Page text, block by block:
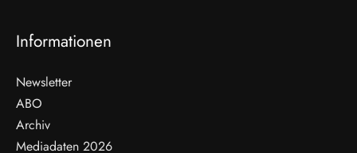
Informationen
Newsletter
ABO
Archiv
Mediadaten 2026